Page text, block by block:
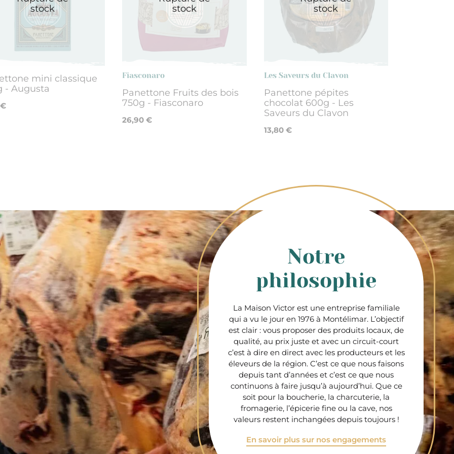
stock
mini classique
- Augusta
stock
Fiasconaro
Panettone Fruits des bois
750g - Fiasconaro
26,90 €
stock
Les Saveurs du Clavon
Panettone pépites
chocolat 600g - Les
Saveurs du Clavon
13,80 €
Notre
philosophie
La Maison Victor est une entreprise familiale
qui a vu le jour en 1976 à Montélimar. L’objectif
est clair : vous proposer des produits locaux, de
qualité, au prix juste et avec un circuit-court
c’est à dire en direct avec les producteurs et les
éleveurs de la région. C’est ce que nous faisons
depuis tant d’années et c’est ce que nous
continuons à faire jusqu’à aujourd’hui. Que ce
soit pour la boucherie, la charcuterie, la
fromagerie, l’épicerie fine ou la cave, nos
valeurs restent inchangées depuis toujours !
En savoir plus sur nos engagements